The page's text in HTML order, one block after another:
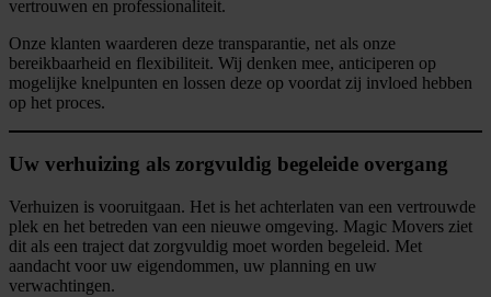
vertrouwen en professionaliteit.
Onze klanten waarderen deze transparantie, net als onze
bereikbaarheid en flexibiliteit. Wij denken mee, anticiperen op
mogelijke knelpunten en lossen deze op voordat zij invloed hebben
op het proces.
Uw verhuizing als zorgvuldig begeleide overgang
Verhuizen is vooruitgaan. Het is het achterlaten van een vertrouwde
plek en het betreden van een nieuwe omgeving. Magic Movers ziet
dit als een traject dat zorgvuldig moet worden begeleid. Met
aandacht voor uw eigendommen, uw planning en uw
verwachtingen.